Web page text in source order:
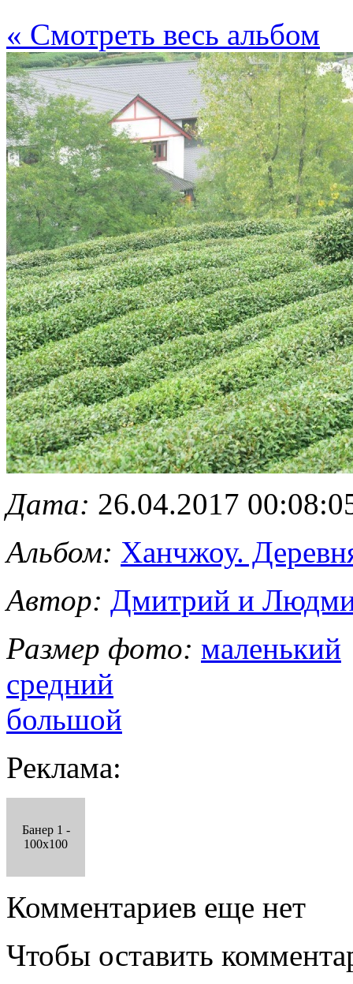
« Cмотреть весь альбом
Дата: 26.04.2017
Альбом: Ханчжоу.
Автор: Дмитрий и
Размер фото: маленький
средний
большой
Реклама:
Банер 1 -
100x100
Комментариев еще нет
Чтобы оставить